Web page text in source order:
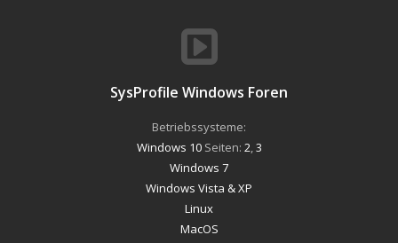
SysProfile Windows Foren
Betriebssysteme:
Windows 10Seiten: 2 3
Windows 7
Windows Vista & XP
Linux
MacOS